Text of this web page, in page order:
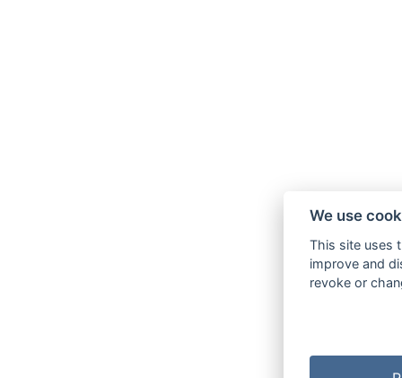
We use
This site uses
improve and
revoke or